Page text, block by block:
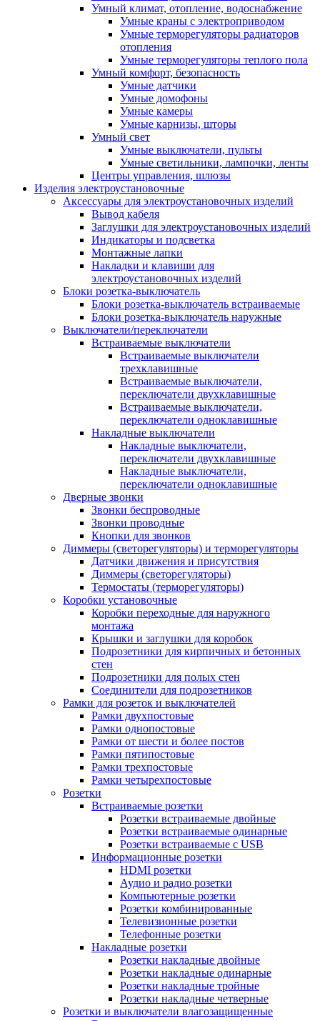
Умный климат, отопление, водоснабжение
Умные краны с электроприводом
Умные терморегуляторы радиаторов
отопления
Умные терморегуляторы теплого пола
Умный комфорт, безопасность
Умные датчики
Умные домофоны
Умные камеры
Умные карнизы, шторы
Умный свет
Умные выключатели, пульты
Умные светильники, лампочки, ленты
Центры управления, шлюзы
Изделия электроустановочные
Аксессуары для электроустановочных изделий
Вывод кабеля
Заглушки для электроустановочных изделий
Индикаторы и подсветка
Монтажные лапки
Накладки и клавиши для
электроустановочных изделий
Блоки розетка-выключатель
Блоки розетка-выключатель встраиваемые
Блоки розетка-выключатель наружные
Выключатели/переключатели
Встраиваемые выключатели
Встраиваемые выключатели
трехклавишные
Встраиваемые выключатели,
переключатели двухклавишные
Встраиваемые выключатели,
переключатели одноклавишные
Накладные выключатели
Накладные выключатели,
переключатели двухклавишные
Накладные выключатели,
переключатели одноклавишные
Дверные звонки
Звонки беспроводные
Звонки проводные
Кнопки для звонков
Диммеры (светорегуляторы) и терморегуляторы
Датчики движения и присутствия
Диммеры (светорегуляторы)
Термостаты (терморегуляторы)
Коробки установочные
Коробки переходные для наружного
монтажа
Крышки и заглушки для коробок
Подрозетники для кирпичных и бетонных
стен
Подрозетники для полых стен
Соединители для подрозетников
Рамки для розеток и выключателей
Рамки двухпостовые
Рамки однопостовые
Рамки от шести и более постов
Рамки пятипостовые
Рамки трехпостовые
Рамки четырехпостовые
Розетки
Встраиваемые розетки
Розетки встраиваемые двойные
Розетки встраиваемые одинарные
Розетки встраиваемые с USB
Информационные розетки
HDMI розетки
Аудио и радио розетки
Компьютерные розетки
Розетки комбинированные
Телевизионные розетки
Телефонные розетки
Накладные розетки
Розетки накладные двойные
Розетки накладные одинарные
Розетки накладные тройные
Розетки накладные четверные
Розетки и выключатели влагозащищенные